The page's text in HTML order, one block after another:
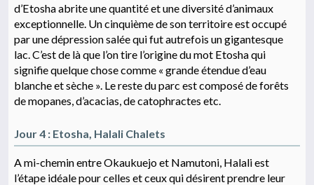
d’Etosha abrite une quantité et une diversité d’animaux
exceptionnelle. Un cinquième de son territoire est occupé
par une dépression salée qui fut autrefois un gigantesque
lac. C’est de là que l’on tire l’origine du mot Etosha qui
signifie quelque chose comme « grande étendue d’eau
blanche et sèche ». Le reste du parc est composé de forêts
de mopanes, d’acacias, de catophractes etc.
Jour 4 : Etosha, Halali Chalets
A mi-chemin entre Okaukuejo et Namutoni, Halali est
l’étape idéale pour celles et ceux qui désirent prendre leur